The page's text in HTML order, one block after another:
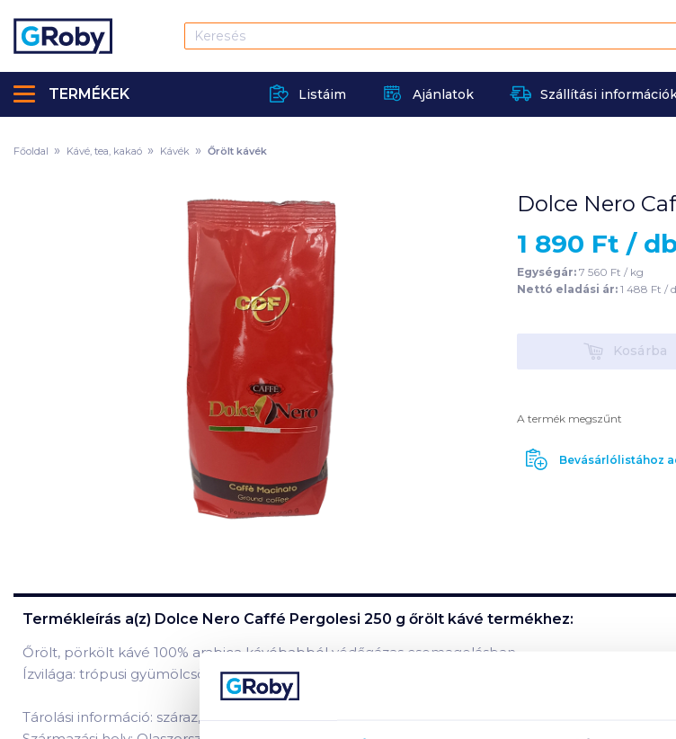
Listáim Ajánlatok Szállítási
TERMÉKEK
Főoldal Kávé, tea, kakaó Kávék Őrölt kávék
Dolce Nero
1 890 Ft /
Egységár: 7 560 Ft / kg
Nettó eladási ár: 1 488 Ft /
KosárbaKosárba
A termék megszűnt
Bevásárlólistához
Termékleírás a(z) Dolce Nero Caffé Pergolesi 250 g őrölt kávé termékhez:
Őrölt, pörkölt kávé 100% arabica kávébabból védőgázas csomagolásban.
Ízvilága: trópusi gyümölcsös, pirított mandula illat, vaníliával (alacsony savtartalom).
Tárolási információ: száraz, hűvös helyen tárolandó!